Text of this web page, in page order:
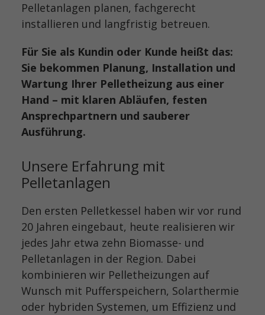
Pelletanlagen planen, fachgerecht
installieren und langfristig betreuen.
Für Sie als Kundin oder Kunde heißt das:
Sie bekommen Planung, Installation und
Wartung Ihrer Pelletheizung aus einer
Hand – mit klaren Abläufen, festen
Ansprechpartnern und sauberer
Ausführung.
Unsere Erfahrung mit
Pelletanlagen
Den ersten Pelletkessel haben wir vor rund
20 Jahren eingebaut, heute realisieren wir
jedes Jahr etwa zehn Biomasse- und
Pelletanlagen in der Region. Dabei
kombinieren wir Pelletheizungen auf
Wunsch mit Pufferspeichern, Solarthermie
oder hybriden Systemen, um Effizienz und